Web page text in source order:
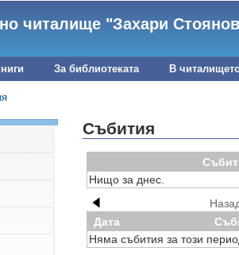
читалище "Захари
За библиотеката В
Събития
Нищо за днес.
Дата
Няма събития за този